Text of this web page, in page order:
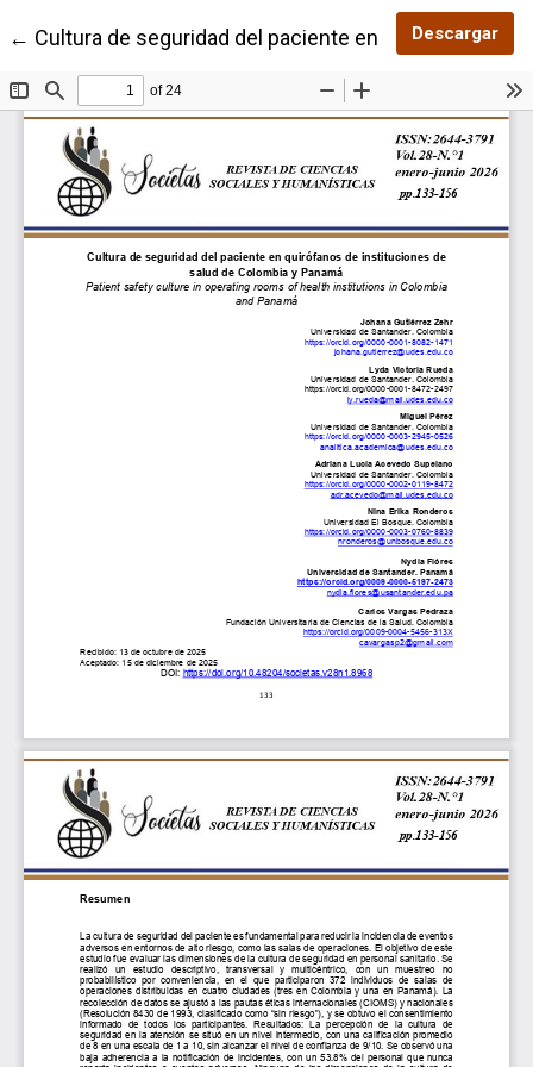
← Volver a los detalles del artículo
Cultura de seguridad del paciente en quirófanos de
Descargar